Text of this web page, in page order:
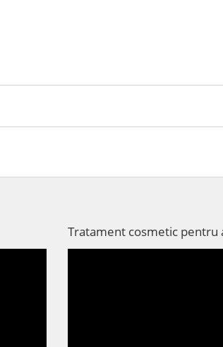
Tratament cosmetic pentru